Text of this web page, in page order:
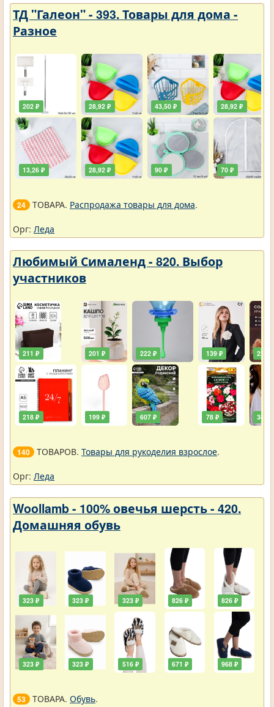
ТД "Галеон" - 393. Товары для дома -
Разное
202 ₽
13,26 ₽
28,92 ₽
28,92 ₽
43,50 ₽
90 ₽
28,92 ₽
70 ₽
24 ТОВАРА. Распродажа товары для дома.
Орг: Леда
Любимый Сималенд - 820. Выбор
участников
211 ₽
218 ₽
201 ₽
199 ₽
222 ₽
607 ₽
139 ₽
78 ₽
222 ₽
385 ₽
140 ТОВАРОВ. Товары для рукоделия взрослое.
Орг: Леда
Woollamb - 100% овечья шерсть - 420.
Домашняя обувь
323 ₽
323 ₽
323 ₽
323 ₽
323 ₽
516 ₽
826 ₽
671 ₽
826 ₽
968 ₽
53 ТОВАРА. Обувь.